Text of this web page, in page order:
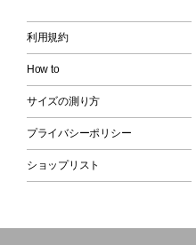
利用規約
How to
サイズの測り方
プライバシーポリシー
ショップリスト